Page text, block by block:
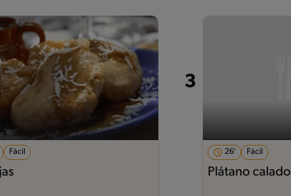
Fácil 26' Fácil
Plátano calado